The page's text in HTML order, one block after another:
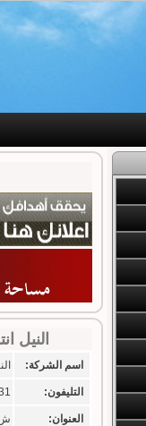
النيل
اسم الشركة:
التليفون:
العنوان: ش